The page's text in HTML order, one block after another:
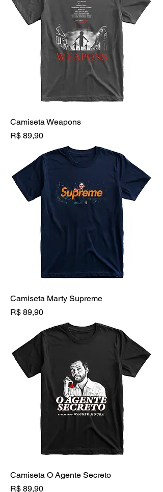
Camiseta Weapons
Preço
R$ 89,90
Camiseta Marty Supreme
Preço
R$ 89,90
Camiseta O Agente Secreto
Preço
R$ 89,90